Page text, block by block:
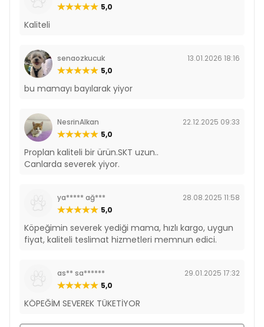
5,0
Kaliteli
senaozkucuk
13.01.2026 18:16
5,0
bu mamayı bayılarak yiyor
NesrinAlkan
22.12.2025 09:33
5,0
Proplan kaliteli bir ürün.SKT uzun..
Canlarda severek yiyor.
ya***** ağ***
28.08.2025 11:58
5,0
Köpeğimin severek yediği mama, hızlı kargo, uygun
fiyat, kaliteli teslimat hizmetleri memnun edici.
as** sa******
29.01.2025 17:32
5,0
KÖPEĞİM SEVEREK TÜKETİYOR